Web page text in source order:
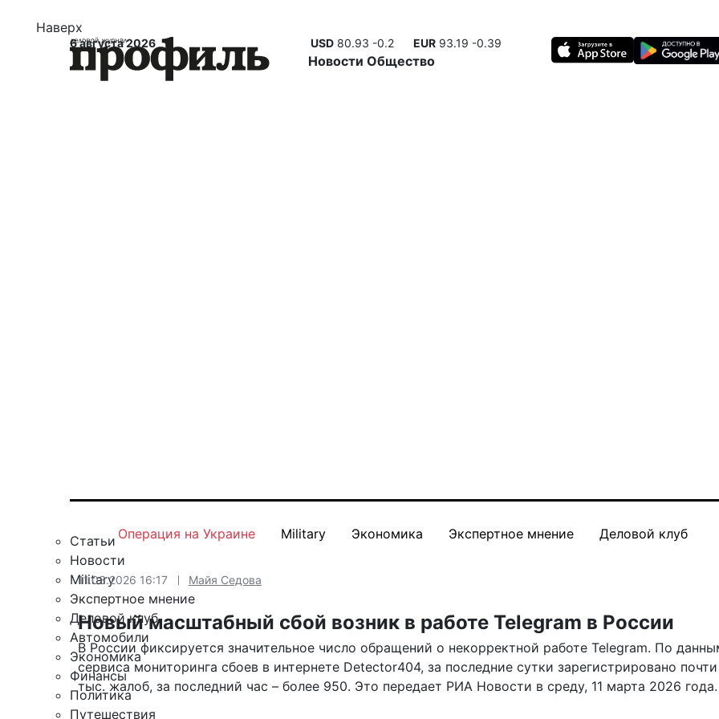
Наверх
6 августа 2026 USD 80.93 -0.2 EUR 93.19 -0.39
Новости Общество
Статьи
Новости
Military
Экспертное мнение
Деловой клуб
Автомобили
Экономика
Финансы
Политика
Путешествия
Операция на Украине Military Экономика Экспертное мнение Деловой клуб
11.03.2026 16:17 Майя Седова
Новый масштабный сбой возник в работе Telegram в России
В России фиксируется значительное число обращений о некорректной работе Telegram. По
сервиса мониторинга сбоев в интернете Detector404, за последние сутки зарегистрировано почти
тыс. жалоб, за последний час – более 950. Это передает РИА Новости в среду, 11 марта 2026 года.